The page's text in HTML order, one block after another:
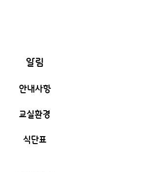
알림
안내사항
교실환경
식단표